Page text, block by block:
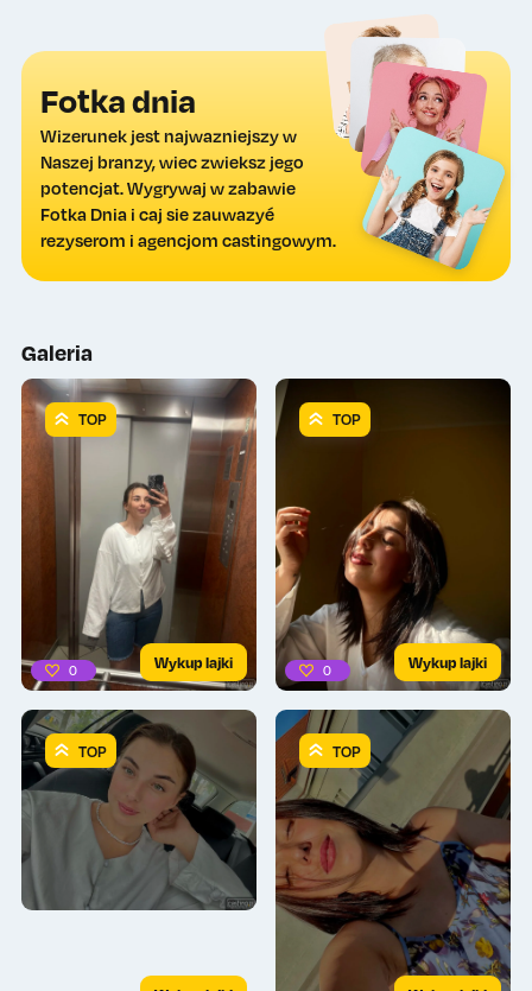
Fotka dnia
Wizerunek jest najwazniejszy w
Naszej branzy, wiec zwieksz jego
potencjat. Wygrywaj w zabawie
Fotka Dnia i caj sie zauwazyé
rezyserom i agencjom castingowym.
Galeria
TOP
0 Wykup lajki
TOP
0 Wykup lajki
TOP TOP